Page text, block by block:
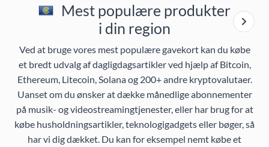
Mest populære produkter
i din region
Ved at bruge vores mest populære gavekort kan du købe
et bredt udvalg af dagligdagsartikler ved hjælp af Bitcoin,
Ethereum, Litecoin, Solana og 200+ andre kryptovalutaer.
Uanset om du ønsker at dække månedlige abonnementer
på musik- og videostreamingtjenester, eller har brug for at
købe husholdningsartikler, teknologigadgets eller bøger, så
har vi dig dækket. Du kan for eksempel nemt købe et